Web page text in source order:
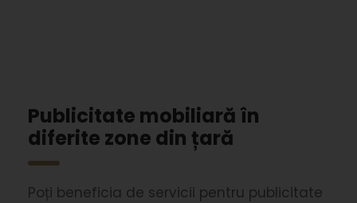
Publicitate mobiliară în
diferite zone din țară
Poți beneficia de servicii pentru publicitate